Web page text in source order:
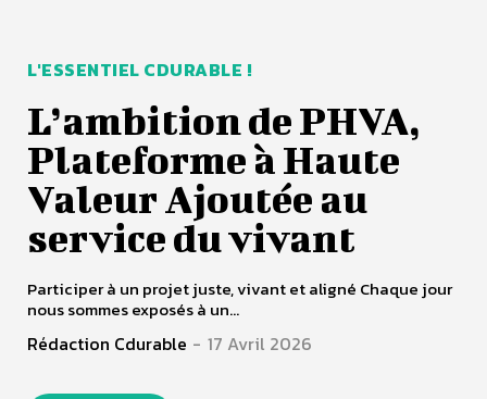
L'ESSENTIEL CDURABLE !
L’ambition de PHVA,
Plateforme à Haute
Valeur Ajoutée au
service du vivant
Participer à un projet juste, vivant et aligné Chaque jour
nous sommes exposés à un...
Rédaction Cdurable - 17 Avril 2026